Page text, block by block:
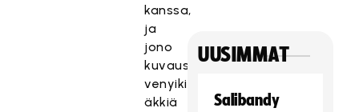
kanssa,
ja
jono
kuvauspisteeseen
venyikin
äkkiä
UUSIMMAT
Salibandy